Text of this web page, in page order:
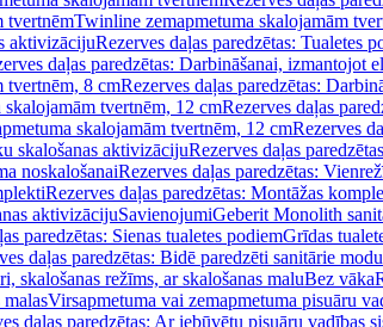
tvertnēmTwinline zemapmetuma skalojamām
aktivizācijuRezerves daļas paredzētas: Tualetes
daļas paredzētas: Darbināšanai, izmantojot
tvertnēm, 8 cmRezerves daļas paredzētas:
tvertnēm, 12 cmRezerves daļas
skalojamām tvertnēm, 12 cmRezerves
skalošanas aktivizācijuRezerves daļas
noskalošanaiRezerves daļas paredzētas:
Rezerves daļas paredzētas: Montāžas
aktivizācijuSavienojumiGeberit Monolith
paredzētas: Sienas tualetes podiemGrīdas
daļas paredzētas: Bidē paredzēti sanitārie
skalošanas režīms, ar skalošanas maluBez vāka
malasVirsapmetuma vai zemapmetuma pisuāru
daļas paredzētas: Ar iebūvētu pisuāru vadības